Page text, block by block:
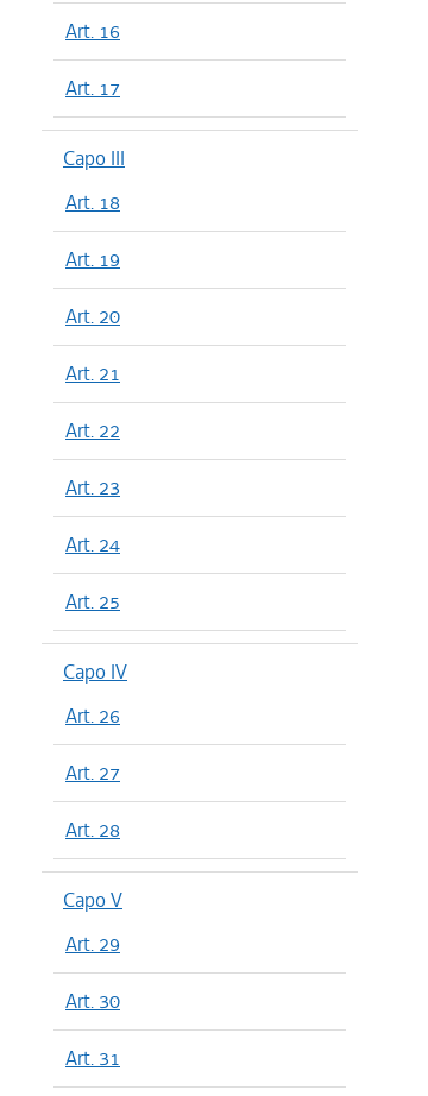
Art. 16
Art. 17
Capo III
Art. 18
Art. 19
Art. 20
Art. 21
Art. 22
Art. 23
Art. 24
Art. 25
Capo IV
Art. 26
Art. 27
Art. 28
Capo V
Art. 29
Art. 30
Art. 31